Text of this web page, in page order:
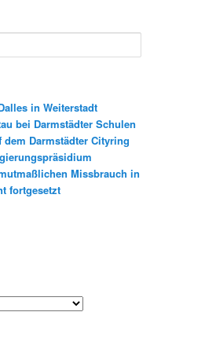
in Weiterstadt
bei Darmstädter Schulen
dem Darmstädter Cityring
Missbrauch in
fortgesetzt